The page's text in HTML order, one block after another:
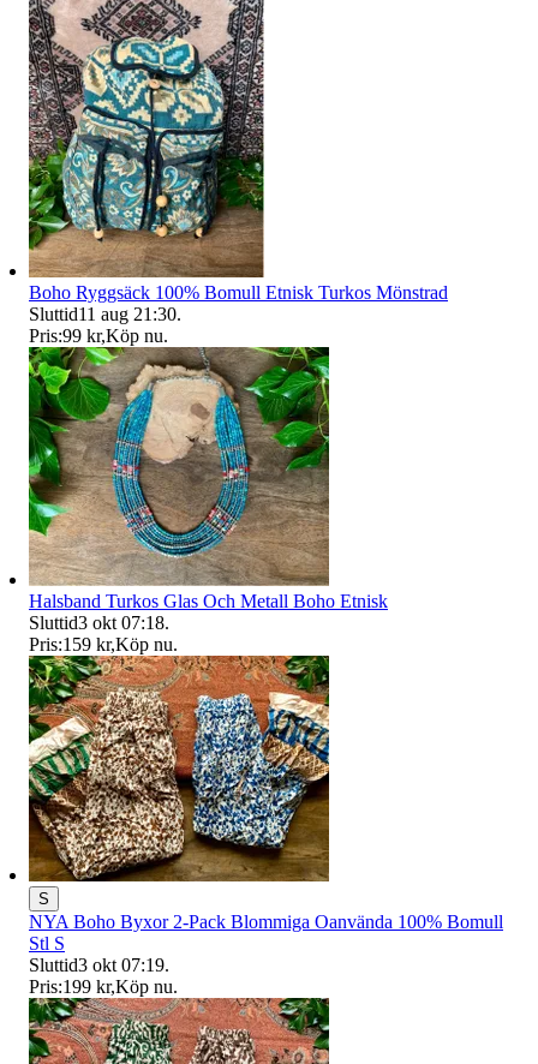
Boho Ryggsäck 100% Bomull Etnisk Turkos Mönstrad
Sluttid11 aug 21:30.
Pris:99 kr,Köp nu.
Halsband Turkos Glas Och Metall Boho Etnisk
Sluttid3 okt 07:18.
Pris:159 kr,Köp nu.
S
NYA Boho Byxor 2-Pack Blommiga Oanvända 100% Bomull
Stl S
Sluttid3 okt 07:19.
Pris:199 kr,Köp nu.